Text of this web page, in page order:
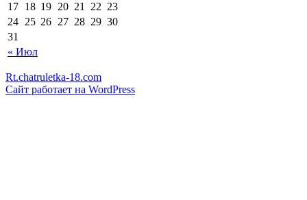
« Июл
17 18 19 20 21 22 23
24 25 26 27 28 29 30
31
Rt.chatruletka-18.com
Сайт работает на WordPress